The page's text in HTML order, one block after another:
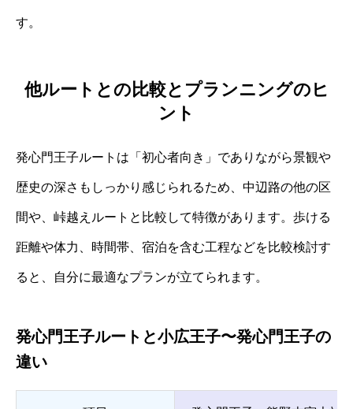
す。
他ルートとの比較とプランニングのヒ
ント
発心門王子ルートは「初心者向き」でありながら景観や
歴史の深さもしっかり感じられるため、中辺路の他の区
間や、峠越えルートと比較して特徴があります。歩ける
距離や体力、時間帯、宿泊を含む工程などを比較検討す
ると、自分に最適なプランが立てられます。
発心門王子ルートと小広王子〜発心門王子の
違い